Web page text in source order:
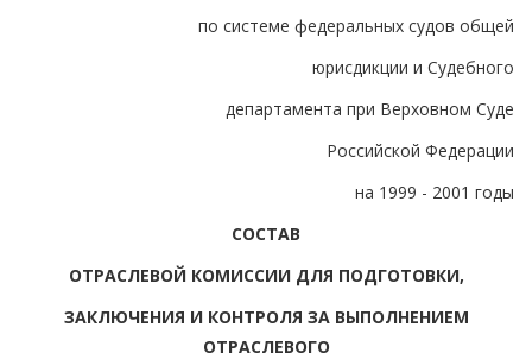
по системе федеральных судов общей
юрисдикции и Судебного
департамента при Верховном Суде
Российской Федерации
на 1999 - 2001 годы
СОСТАВ
ОТРАСЛЕВОЙ КОМИССИИ ДЛЯ ПОДГОТОВКИ,
ЗАКЛЮЧЕНИЯ И КОНТРОЛЯ ЗА ВЫПОЛНЕНИЕМ
ОТРАСЛЕВОГО